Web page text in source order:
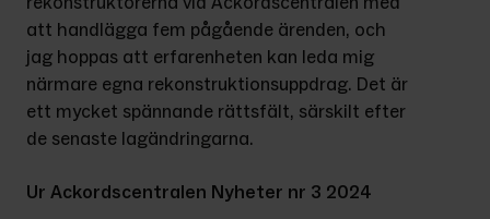
att handlägga fem pågående ärenden, och
jag hoppas att erfarenheten kan leda mig
närmare egna rekonstruktionsuppdrag. Det är
ett mycket spännande rättsfält, särskilt efter
de senaste lagändringarna.
Ur Ackordscentralen Nyheter nr 3 2024